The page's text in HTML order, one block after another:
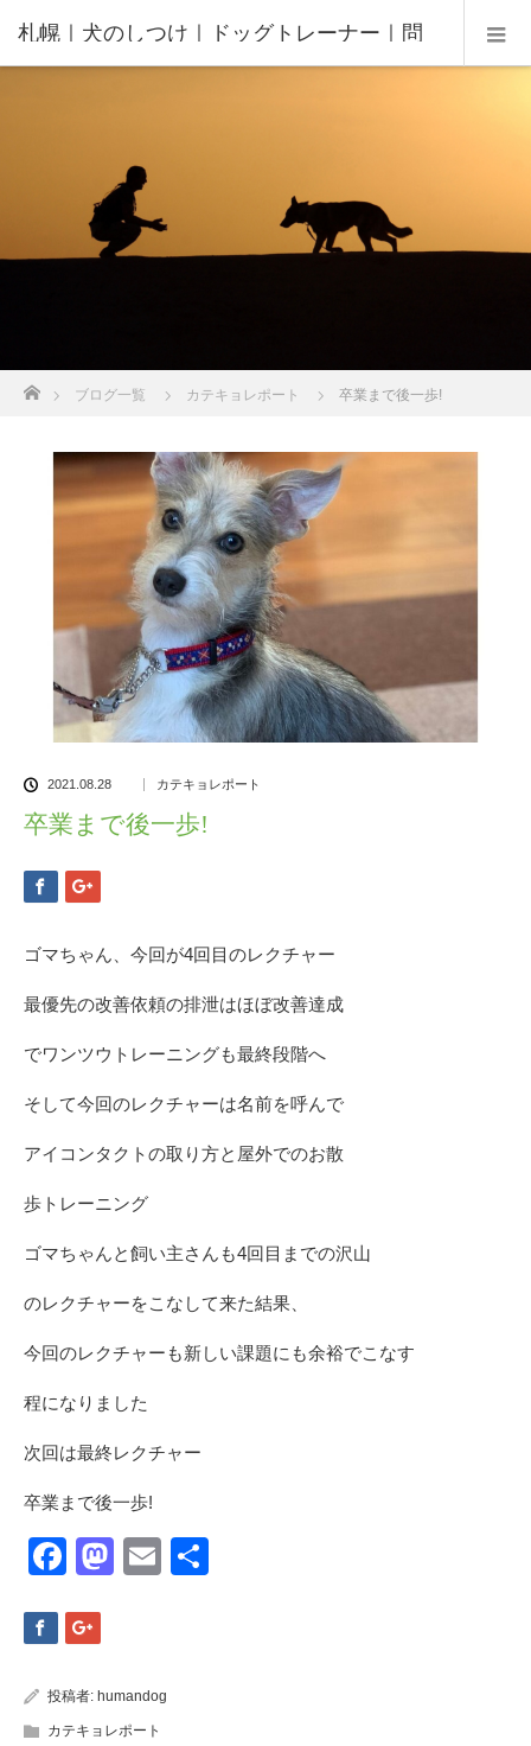
札幌｜犬のしつけ｜ドッグトレーナー｜問
んの家庭教師®️
ブログ一覧 カテキョレポート 卒業まで後一歩!
2021.08.28 カテキョレポート
卒業まで後一歩!
ゴマちゃん、今回が4回目のレクチャー
最優先の改善依頼の排泄はほぼ改善達成
でワンツウトレーニングも最終段階へ
そして今回のレクチャーは名前を呼んで
アイコンタクトの取り方と屋外でのお散
歩トレーニング
ゴマちゃんと飼い主さんも4回目までの沢山
のレクチャーをこなして来た結果、
今回のレクチャーも新しい課題にも余裕でこなす
程になりました
次回は最終レクチャー
卒業まで後一歩!
Facebook
Mastodon
Email
投稿者: humandog
カテキョレポート